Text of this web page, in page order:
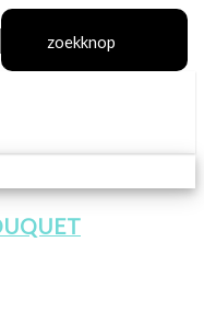
zoekknop